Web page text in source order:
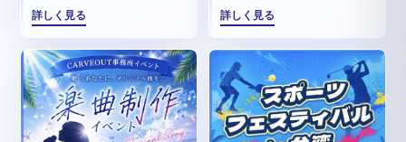
詳しく見る 詳しく見る